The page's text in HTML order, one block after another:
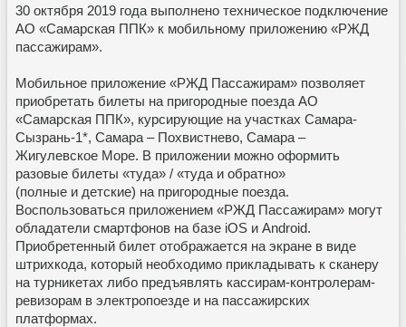
30 октября 2019 года выполнено техническое подключение
АО «Самарская ППК» к мобильному приложению «РЖД
пассажирам».
Мобильное приложение «РЖД Пассажирам» позволяет
приобретать билеты на пригородные поезда АО
«Самарская ППК», курсирующие на участках Самара-
Сызрань-1*, Самара – Похвистнево, Самара –
Жигулевское Море. В приложении можно оформить
разовые билеты «туда» / «туда и обратно»
(полные и детские) на пригородные поезда.
Воспользоваться приложением «РЖД Пассажирам» могут
обладатели смартфонов на базе iOS и Android.
Приобретенный билет отображается на экране в виде
штрихкода, который необходимо прикладывать к сканеру
на турникетах либо предъявлять кассирам-контролерам-
ревизорам в электропоезде и на пассажирских
платформах.